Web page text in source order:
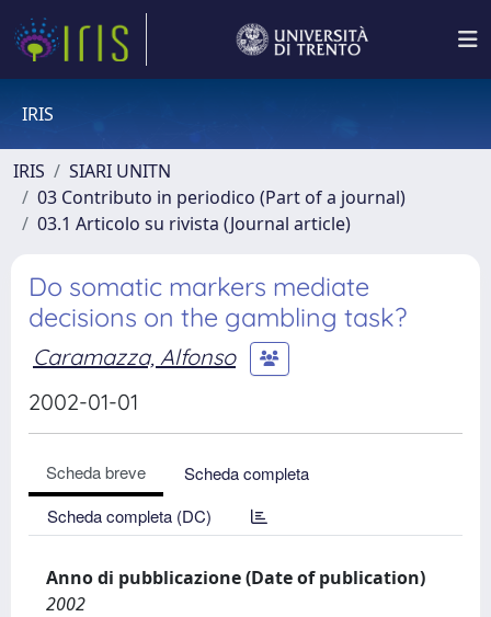
IRIS
IRIS
SIARI UNITN
03 Contributo in periodico (Part of a journal)
03.1 Articolo su rivista (Journal article)
Do somatic markers mediate
decisions on the gambling task?
Caramazza, Alfonso
2002-01-01
Scheda breve
Scheda completa
Scheda completa (DC)
Anno di pubblicazione (Date of publication)
2002